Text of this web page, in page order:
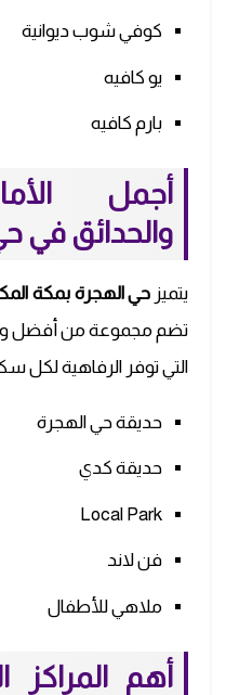
كوفي شوب ديوانية
يو كافيه
بارم كافيه
أجمل
والحدائق في
يتميز حي الهجرة بمكة
تضم مجموعة من أفضل
التي توفر الرفاهية لكل
حديقة حي الهجرة
حديقة كدي
Local Park
فن لاند
ملاهي للأطفال
أهم المراكز